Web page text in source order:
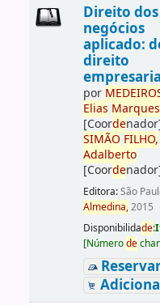
Direito dos
negócios
aplicado:
direito
por MEDE
Elias Marques
[Coorde
SIMÃO FILHO,
Adalberto
[Coorde
Editora:São
Almedina,2015
Disponibilidade:
[Númerode